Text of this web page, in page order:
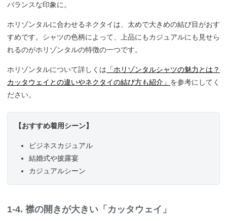
バランスな印象に。
ホリゾンタルに合わせるネクタイは、太めで大きめの結び目がおす
すめです。シャツの色柄によって、上品にもカジュアルにも見せら
れるのがホリゾンタルの特徴の一つです。
ホリゾンタルについて詳しくは 「ホリゾンタルシャツの魅力とは？
カッタウェイとの違いやネクタイの結び方も紹介」 を参考にしてく
ださい。
【おすすめ着用シーン】
ビジネスカジュアル
結婚式や披露宴
カジュアルシーン
1-4. 襟の開きが大きい「カッタウェイ」